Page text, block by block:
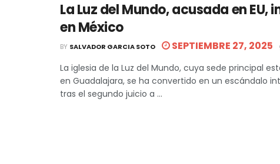
La Luz del Mundo, acusada en EU,
en México
BY SALVADOR GARCIA SOTO SEPTIEMBRE 27, 2025
La iglesia de la Luz del Mundo, cuya sede principal
en Guadalajara, se ha convertido en un escándalo
tras el segundo juicio a ...